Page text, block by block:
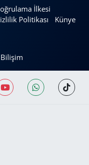
İlkesi
Politikası
Künye
Bilişim